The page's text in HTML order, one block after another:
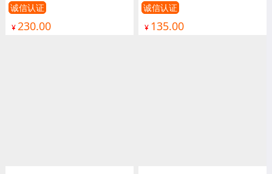
单人床 双人床 童床 公寓床
连体床 铁床 双层 上下铺 高
诚信认证
¥ 230.00
单人床 双人床 童床 公寓床
连体床 铁床 双层 上下铺 高
诚信认证
¥ 135.00